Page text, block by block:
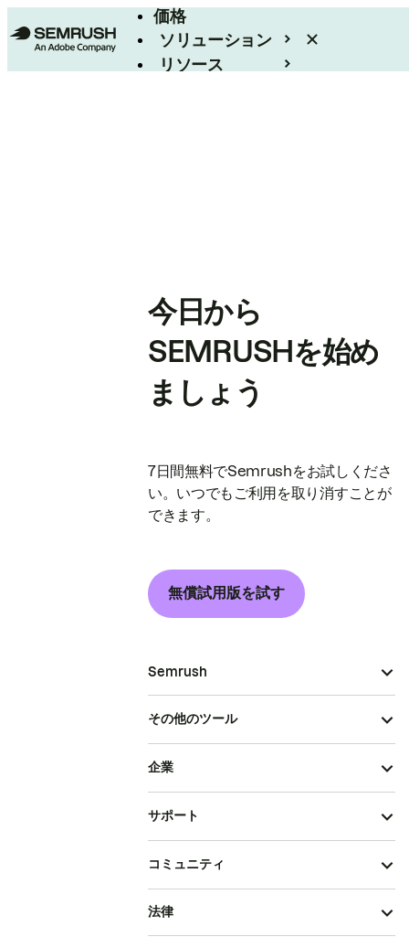
価格
ソリューション
リソース
今日から
SEMRUSHを始め
ましょう
7日間無料でSemrushをお試しくださ
い。いつでもご利用を取り消すことが
できます。
無償試用版を試す
Semrush
その他のツール
企業
サポート
コミュニティ
法律